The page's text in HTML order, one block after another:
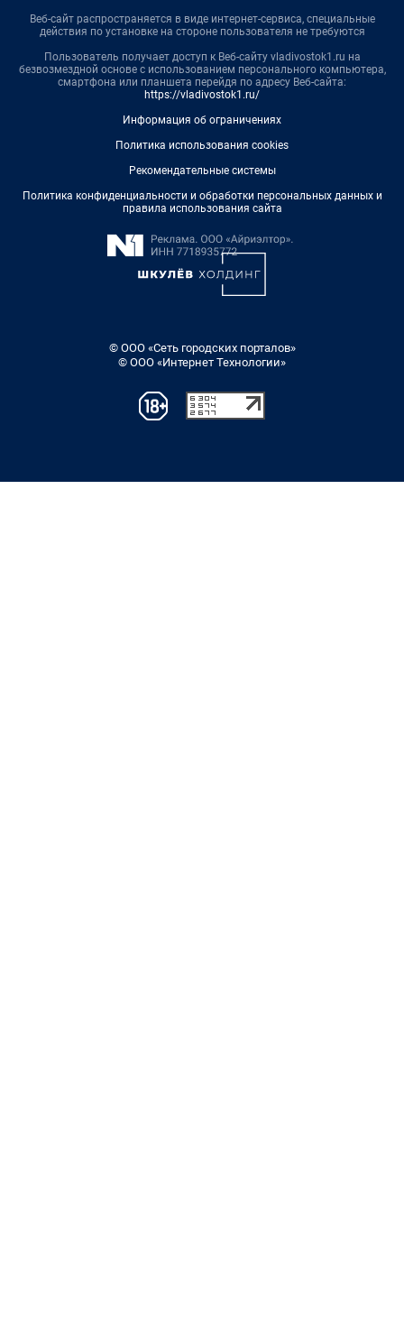
Веб-сайт распространяется в виде интернет-сервиса, специальные
действия по установке на стороне пользователя не требуются
Пользователь получает доступ к Веб-сайту vladivostok1.ru на
безвозмездной основе с использованием персонального компьютера,
смартфона или планшета перейдя по адресу Веб-сайта:
https://vladivostok1.ru/
Информация об ограничениях
Политика использования cookies
Рекомендательные системы
Политика конфиденциальности и обработки персональных данных и
правила использования сайта
© ООО «Сеть городских порталов»
© ООО «Интернет Технологии»